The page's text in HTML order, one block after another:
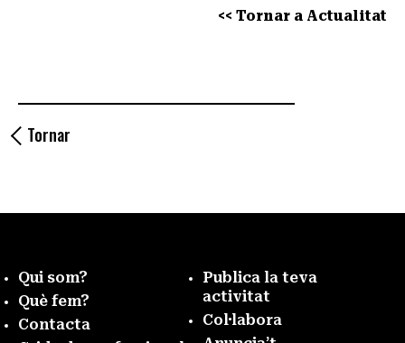
<< Tornar a Actualitat
Tornar
Qui som?
Què fem?
Contacta
Publica la teva
activitat
Col·labora